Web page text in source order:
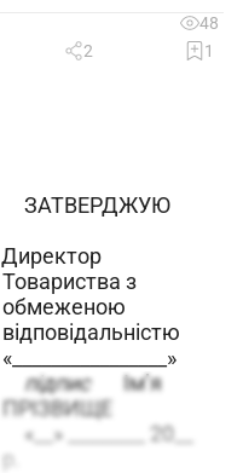
48
2
1
ЗАТВЕРДЖУЮ
Директор
Товариства з
обмеженою
відповідальністю
«________________»
підписІм’я
ПРІЗВИЩЕ
«__» ________ 20__
р.